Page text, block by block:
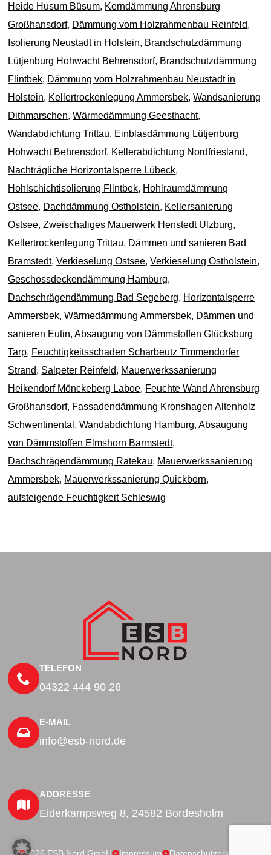
Heide Husum Büsum, Kerndämmung Ahrensburg
Großhansdorf, Dämmung vom Holzrahmenbau Reinfeld,
Isolierung Neustadt in Holstein, Brandschutzdämmung
Lütjenburg Hohwacht Behrensdorf, Brandschutzdämmung
Flintbek, Dämmung vom Holzrahmenbau Neustadt in
Holstein, Kellertrockenlegung Ammersbek,Wandsanierung
Dithmarschen,Wärmedämmung Geesthacht,
Wandabdichtung Trittau, Einblasdämmung Lütjenburg
Hohwacht Behrensdorf, Kellerabdichtung Nordfriesland,
Nachträgliche Horizontalsperre Lübeck,
Hohlschichtisolierung Flintbek, Hohlraumdämmung
Ostsee, Dachdämmung Ostholstein, Kellersanierung
Ostsee,Zweischaliges Mauerwerk Henstedt Ulzburg,
Kellertrockenlegung Trittau, Dämmen und sanieren Bad
Bramstedt,Verkieselung Ostsee,Verkieselung Ostholstein,
Geschossdeckendämmung Hamburg,
Dachschrägendämmung Bad Segeberg, Horizontalsperre
Ammersbek,Wärmedämmung Ammersbek, Dämmen und
sanieren Eutin,Absaugung von Dämmstoffen Glücksburg
Tarp, Feuchtigkeitsschaden Scharbeutz Timmendorfer
Strand, Salpeter Reinfeld, Mauerwerkssanierung
Heikendorf Mönckeberg Laboe, Feuchte Wand Ahrensburg
Großhansdorf, Fassadendämmung Kronshagen Altenholz
Schwentinental ,Wandabdichtung Hamburg,Absaugung
von Dämmstoffen Elmshorn Barmstedt,
Dachschrägendämmung Ratekau, Mauerwerkssanierung
Ammersbek, Mauerwerkssanierung Quickborn,
aufsteigende Feuchtigkeit Schleswig
TELEFON
04322 444 90 26
E-MAIL
info@esb-nord.de
ADDRESSE
Eiderkampsweg 8, 24582 Bordesholm
2026 ESB Nord GmbH Impressum Datenschutzerklärung